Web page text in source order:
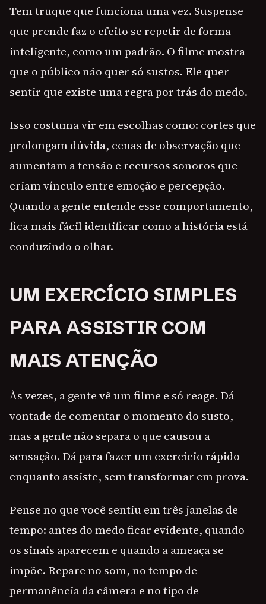
Tem truque que funciona uma vez. Suspense
que prende faz o efeito se repetir de forma
inteligente, como um padrão. O filme mostra
que o público não quer só sustos. Ele quer
sentir que existe uma regra por trás do medo.
Isso costuma vir em escolhas como: cortes que
prolongam dúvida, cenas de observação que
aumentam a tensão e recursos sonoros que
criam vínculo entre emoção e percepção.
Quando a gente entende esse comportamento,
fica mais fácil identificar como a história está
conduzindo o olhar.
UM EXERCÍCIO SIMPLES
PARA ASSISTIR COM
MAIS ATENÇÃO
Às vezes, a gente vê um filme e só reage. Dá
vontade de comentar o momento do susto,
mas a gente não separa o que causou a
sensação. Dá para fazer um exercício rápido
enquanto assiste, sem transformar em prova.
Pense no que você sentiu em três janelas de
tempo: antes do medo ficar evidente, quando
os sinais aparecem e quando a ameaça se
impõe. Repare no som, no tempo de
permanência da câmera e no tipo de